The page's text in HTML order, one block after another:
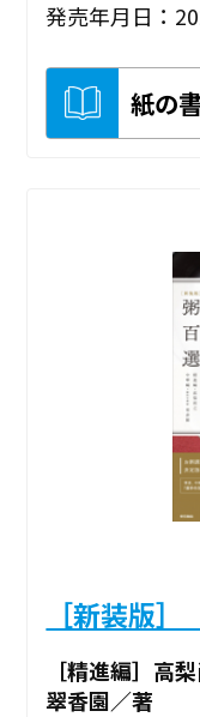
発売年月日：
紙の
［新装版
［精進編］高
翠香園／著